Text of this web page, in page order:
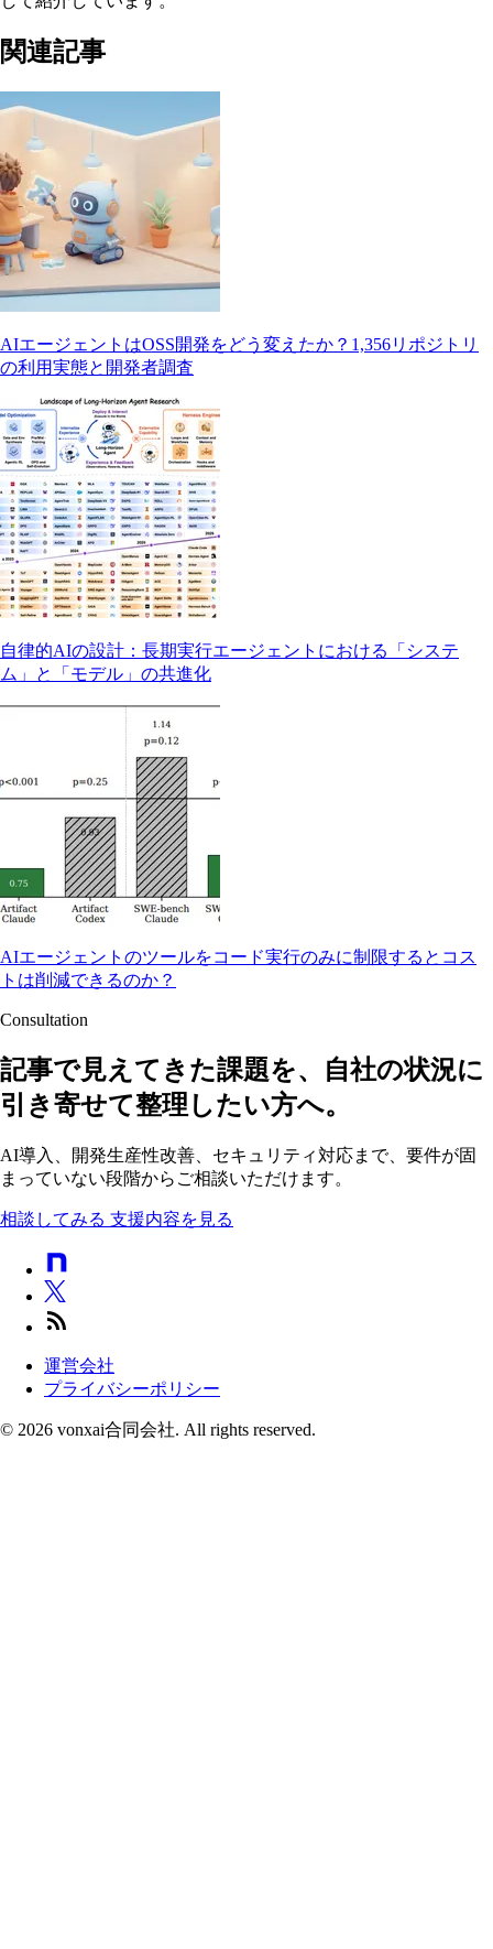
関連記事
AIエージェントはOSS開発をどう変えたか？1,356リポジトリ
の利用実態と開発者調査
自律的AIの設計：長期実行エージェントにおける「システ
ム」と「モデル」の共進化
AIエージェントのツールをコード実行のみに制限するとコス
トは削減できるのか？
Consultation
記事で見えてきた課題を、自社の状況に
引き寄せて整理したい方へ。
AI導入、開発生産性改善、セキュリティ対応まで、要件が固
まっていない段階からご相談いただけます。
相談してみる 支援内容を見る
運営会社
プライバシーポリシー
© 2026 vonxai合同会社. All rights reserved.